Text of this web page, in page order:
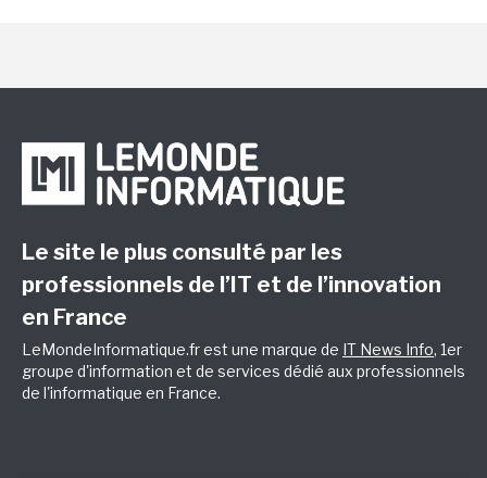
Le site le plus consulté par les
professionnels de l’IT et de l’innovation
en France
LeMondeInformatique.fr est une marque de IT News Info, 1er
groupe d'information et de services dédié aux professionnels
de l'informatique en France.